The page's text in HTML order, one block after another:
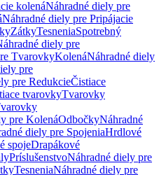
kolenáNáhradné diely pre
Náhradné diely pre Pripájacie
ZátkyTesneniaSpotrebný
diely pre
TvarovkyKolenáNáhradné diely
pre
pre RedukcieČistiace
tvarovkyTvarovky
pre KolenáOdbočkyNáhradné
diely pre SpojeniaHrdlové
spojeDrapákové
PríslušenstvoNáhradné diely pre
TesneniaNáhradné diely pre